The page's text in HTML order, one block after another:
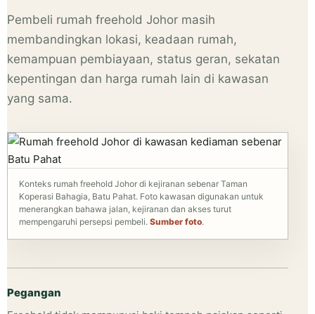
Pembeli rumah freehold Johor masih
membandingkan lokasi, keadaan rumah,
kemampuan pembiayaan, status geran, sekatan
kepentingan dan harga rumah lain di kawasan
yang sama.
Konteks rumah freehold Johor di kejiranan sebenar Taman
Koperasi Bahagia, Batu Pahat. Foto kawasan digunakan untuk
menerangkan bahawa jalan, kejiranan dan akses turut
mempengaruhi persepsi pembeli. Sumber foto.
Pegangan